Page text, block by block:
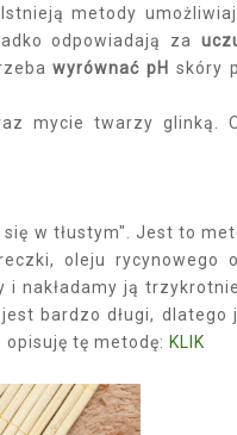
metody
odpowiadają za
wyrównać pH skóry
mycie twarzy glinką.
w tłustym". Jest to
oleju rycynowego
i nakładamy ją
bardzo długi, dlatego
tę metodę: KLIK